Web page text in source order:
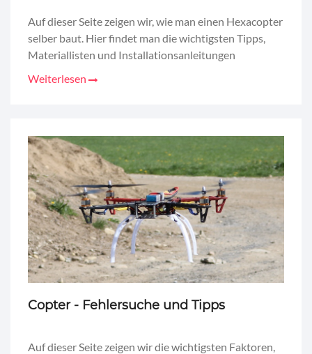
Auf dieser Seite zeigen wir, wie man einen Hexacopter
selber baut. Hier findet man die wichtigsten Tipps,
Materiallisten und Installationsanleitungen
Weiterlesen
Copter - Fehlersuche und Tipps
Auf dieser Seite zeigen wir die wichtigsten Faktoren,